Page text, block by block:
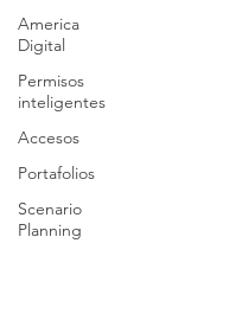
America
Digital
Permisos
inteligentes
Accesos
Portafolios
Scenario
Planning